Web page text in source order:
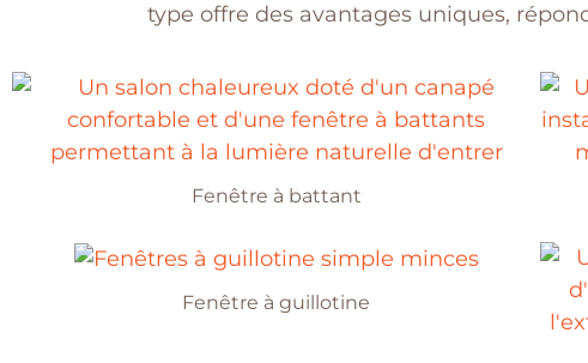
type offre des avantages uniques,
Fenêtre à battant
Fenêtre à guillotine